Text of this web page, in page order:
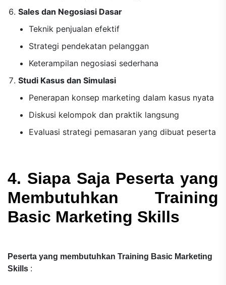
Sales dan Negosiasi Dasar
Teknik penjualan efektif
Strategi pendekatan pelanggan
Keterampilan negosiasi sederhana
Studi Kasus dan Simulasi
Penerapan konsep marketing dalam kasus nyata
Diskusi kelompok dan praktik langsung
Evaluasi strategi pemasaran yang dibuat peserta
4. Siapa Saja Peserta yang
Membutuhkan Training
Basic Marketing Skills
Peserta yang membutuhkan Training Basic Marketing
Skills :